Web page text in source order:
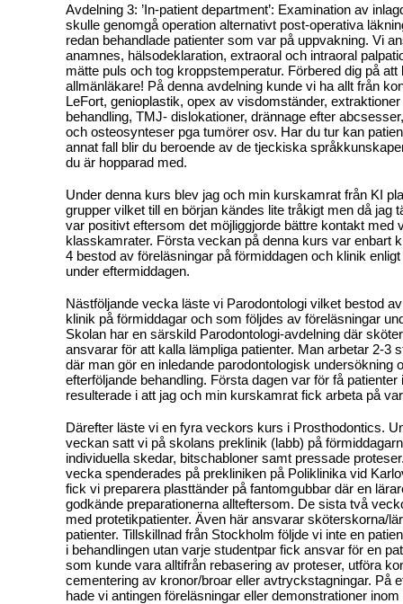
Avdelning 3: ’In-patient department’: Examination av
skulle genomgå operation alternativt post-operativa
redan behandlade patienter som var på uppvakning. Vi
anamnes, hälsodeklaration, extraoral och intraoral
mätte puls och tog kroppstemperatur. Förbered dig på
allmänläkare! På denna avdelning kunde vi ha allt från
LeFort, genioplastik, opex av visdomständer,
behandling, TMJ- dislokationer, drännage efter
och osteosynteser pga tumörer osv. Har du tur kan
annat fall blir du beroende av de tjeckiska
du är hopparad med.
Under denna kurs blev jag och min kurskamrat från KI
grupper vilket till en början kändes lite tråkigt men då jag
var positivt eftersom det möjliggjorde bättre kontakt med
klasskamrater. Första veckan på denna kurs var enbart
4 bestod av föreläsningar på förmiddagen och klinik
under eftermiddagen.
Nästföljande vecka läste vi Parodontologi vilket bestod
klinik på förmiddagar och som följdes av föreläsningar
Skolan har en särskild Parodontologi-avdelning där
ansvarar för att kalla lämpliga patienter. Man arbetar 2-3
där man gör en inledande parodontologisk undersökning
efterföljande behandling. Första dagen var för få patienter
resulterade i att jag och min kurskamrat fick arbeta på
Därefter läste vi en fyra veckors kurs i Prosthodontics.
veckan satt vi på skolans preklinik (labb) på
individuella skedar, bitschabloner samt pressade
vecka spenderades på prekliniken på Poliklinika vid
fick vi preparera plasttänder på fantomgubbar där en
godkände preparationerna allteftersom. De sista två
med protetikpatienter. Även här ansvarar sköterskorna/
patienter. Tillskillnad från Stockholm följde vi inte en
i behandlingen utan varje studentpar fick ansvar för en
som kunde vara alltifrån rebasering av proteser, utföra
cementering av kronor/broar eller avtryckstagningar. På
hade vi antingen föreläsningar eller demonstrationer